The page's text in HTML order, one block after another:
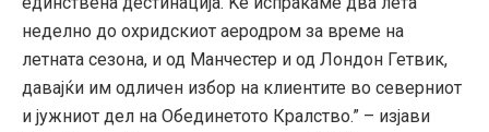
неделно до охридскиот аеродром за време на
летната сезона, и од Манчестер и од Лондон Гетвик,
давајќи им одличен избор на клиентите во северниот
и јужниот дел на Обединетото Кралство.” – изјави